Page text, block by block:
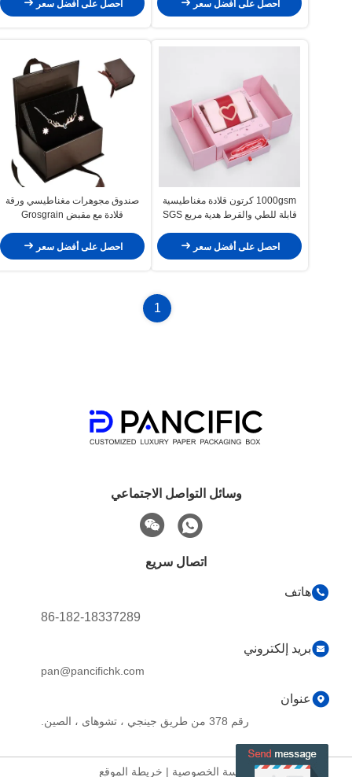
احصل على أفضل سعر
احصل على أفضل سعر
1000gsm كرتون قلادة مغناطيسية
قابلة للطي والقرط هدية مربع SGS
احصل على أفضل سعر
صندوق مجوهرات مغناطيسي ورقة
قلادة مع مقبض Grosgrain
احصل على أفضل سعر
1
وسائل التواصل الاجتماعي
اتصال سريع
هاتف
86-182-18337289
بريد إلكتروني
pan@pancifichk.com
عنوان
رقم 378 من طريق جينجي ، تشوهاى ، الصين.
سياسة الخصوصية | خريطة الموقع